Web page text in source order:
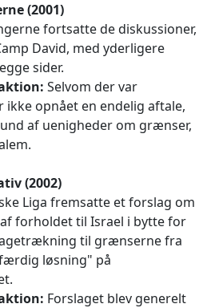
(2001)
fortsatte de diskussioner,
David, med yderligere
sider.
Selvom der var
opnået en endelig aftale,
af uenigheder om grænser,
(2002)
Liga fremsatte et forslag om
forholdet til Israel i bytte for
til grænserne fra
løsning" på
Forslaget blev generelt